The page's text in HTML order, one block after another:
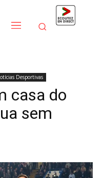
Desportivas
casa do
sem